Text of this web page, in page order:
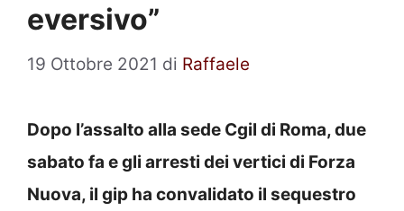
eversivo”
19 Ottobre 2021 di Raffaele
Dopo l’assalto alla sede Cgil di Roma, due
sabato fa e gli arresti dei vertici di Forza
Nuova, il gip ha convalidato il sequestro